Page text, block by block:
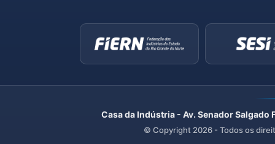
Casa da Indústria - Av. Senador
© Copyright 2026 - Todos os